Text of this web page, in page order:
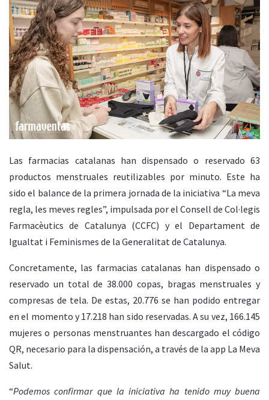
Las farmacias catalanas han dispensado o reservado 63
productos menstruales reutilizables por minuto. Este ha
sido el balance de la primera jornada de la iniciativa “La meva
regla, les meves regles”, impulsada por el Consell de Col·legis
Farmacèutics de Catalunya (CCFC) y el Departament de
Igualtat i Feminismes de la Generalitat de Catalunya.
Concretamente, las farmacias catalanas han dispensado o
reservado un total de 38.000 copas, bragas menstruales y
compresas de tela. De estas, 20.776 se han podido entregar
en el momento y 17.218 han sido reservadas. A su vez, 166.145
mujeres o personas menstruantes han descargado el código
QR, necesario para la dispensación, a través de la app La Meva
Salut.
“Podemos confirmar que la iniciativa ha tenido muy buena